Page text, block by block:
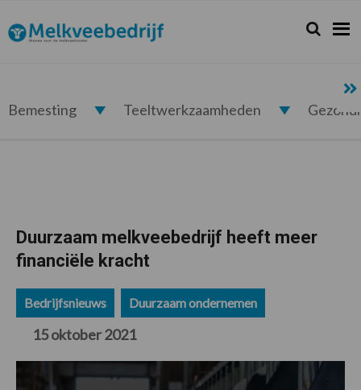
de
hoofdnavigatie
de
hoofd
de
eerste
de
voettekst
Melkveebedrijf.nl Zoeken...
Zoek
Bemesting Teeltwerkzaamheden
Duurzaam melkveebedrijf heeft meer
financiële kracht
Bedrijfsnieuws Duurzaam ondernemen
15 oktober 2021